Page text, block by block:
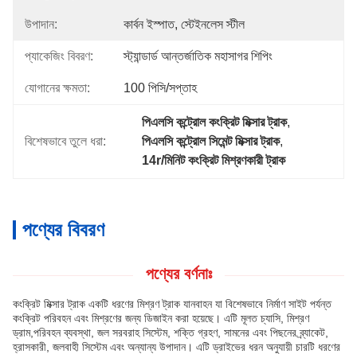
উপাদান: কার্বন ইস্পাত, স্টেইনলেস স্টীল
প্যাকেজিং বিবরণ: স্ট্যান্ডার্ড আন্তর্জাতিক মহাসাগর শিপিং
যোগানের ক্ষমতা: 100 পিসি/সপ্তাহ
বিশেষভাবে তুলে ধরা:
পিএলসি কন্ট্রোল কংক্রিট মিক্সার ট্রাক,
পিএলসি কন্ট্রোল সিমেন্ট মিক্সার ট্রাক,
14r/মিনিট কংক্রিট মিশ্রণকারী ট্রাক
পণ্যের বিবরণ
পণ্যের বর্ণনাঃ
কংক্রিট মিক্সার ট্রাক একটি ধরণের মিশ্রণ ট্রাক যানবাহন যা বিশেষভাবে নির্মাণ সাইট পর্যন্ত
কংক্রিট পরিবহন এবং মিশ্রণের জন্য ডিজাইন করা হয়েছে। এটি মূলত চ্যাসি, মিশ্রণ
ড্রাম,পরিবহন ব্যবস্থা, জল সরবরাহ সিস্টেম, শক্তি গ্রহণ, সামনের এবং পিছনের ব্র্যাকেট,
হ্রাসকারী, জলবাহী সিস্টেম এবং অন্যান্য উপাদান। এটি ড্রাইভের ধরন অনুযায়ী চারটি ধরণের